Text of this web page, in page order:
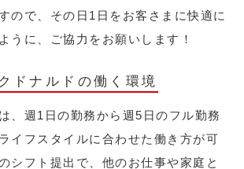
ので、その日1日をお客さまに快適に
うに、ご協力をお願いします！
ドナルドの働く環境
、週1日の勤務から週5日のフル勤務
イフスタイルに合わせた働き方が可
シフト提出で、他のお仕事や家庭と